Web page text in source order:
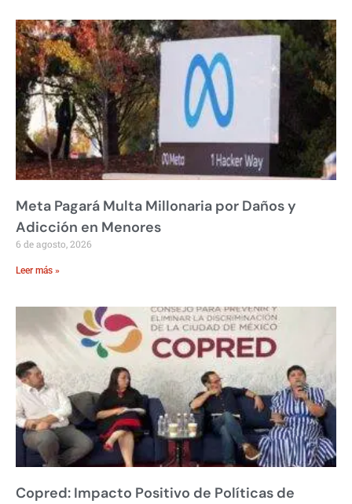
Meta Pagará Multa Millonaria por Daños y
Adicción en Menores
6 de agosto, 2026
Leer más »
Copred: Impacto Positivo de Políticas de